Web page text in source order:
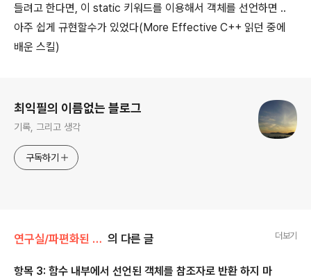
들려고 한다면, 이 static 키워드를 이용해서 객체를 선언하면 ..
아주 쉽게 규현할수가 있었다(More Effective C++ 읽던 중에
배운 스킬)
최익필의 이름없는 블로그
기록, 그리고 생각
구독하기
연구실/파편화된 기록들 의 다른 글 더보기
항목 3: 함수 내부에서 선언된 객체를 참조자로 반환 하지 마